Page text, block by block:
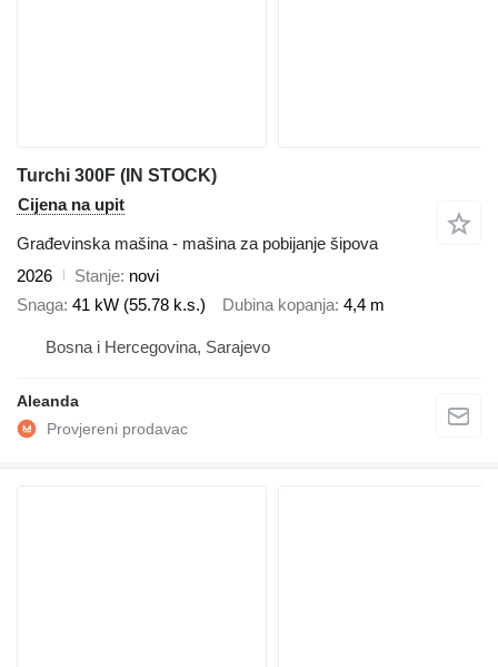
Turchi 300F (IN STOCK)
Cijena na upit
Građevinska mašina - mašina za pobijanje šipova
2026
Stanje novi
Snaga 41 kW (55.78 k.s.) Dubina kopanja 4,4 m
Bosna i Hercegovina, Sarajevo
Aleanda